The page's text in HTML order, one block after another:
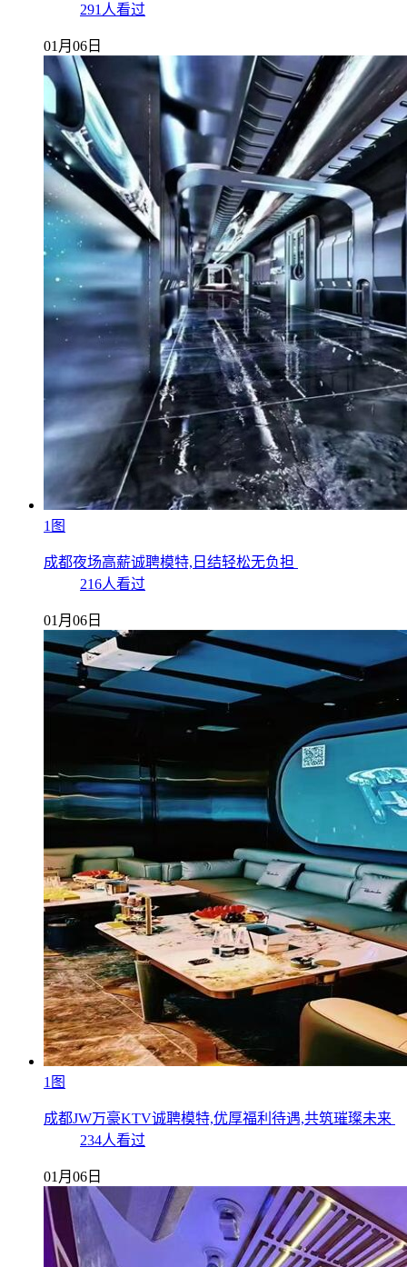
291人看过
01月06日
1图
成都夜场高薪诚聘模特,日结轻松无负担
216人看过
01月06日
1图
成都JW万豪KTV诚聘模特,优厚福利待遇,共筑璀璨未来
234人看过
01月06日